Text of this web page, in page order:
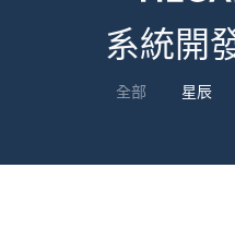
系統開
全部 星辰